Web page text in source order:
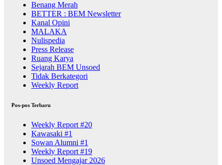
Benang Merah
BETTER : BEM Newsletter
Kanal Opini
MALAKA
Nulispedia
Press Release
Ruang Karya
Sejarah BEM Unsoed
Tidak Berkategori
Weekly Report
Pos-pos Terbaru
Weekly Report #20
Kawasaki #1
Sowan Alumni #1
Weekly Report #19
Unsoed Mengajar 2026